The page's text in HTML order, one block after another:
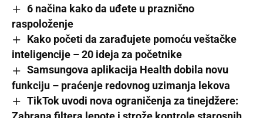
6 načina kako da uđete u praznično
raspoloženje
Kako početi da zarađujete pomoću veštačke
inteligencije – 20 ideja za početnike
Samsungova aplikacija Health dobila novu
funkciju – praćenje redovnog uzimanja lekova
TikTok uvodi nova ograničenja za tinejdžere: